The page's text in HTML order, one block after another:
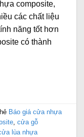
composite,
các chất liệu
năng tốt hơn
có thành
Báo giá cửa nhựa
,cửa gỗ
lùa nhựa